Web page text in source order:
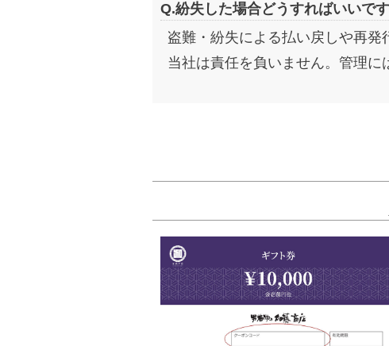
Q.紛失した場合どうすればいいで
盗難・紛失による払い戻しや再発
当社は責任を負いません。管理に